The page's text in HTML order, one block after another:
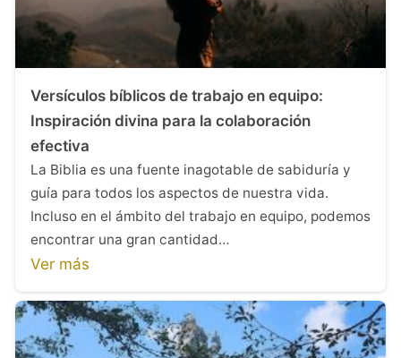
Versículos bíblicos de trabajo en equipo:
Inspiración divina para la colaboración
efectiva
La Biblia es una fuente inagotable de sabiduría y
guía para todos los aspectos de nuestra vida.
Incluso en el ámbito del trabajo en equipo, podemos
encontrar una gran cantidad…
Ver más